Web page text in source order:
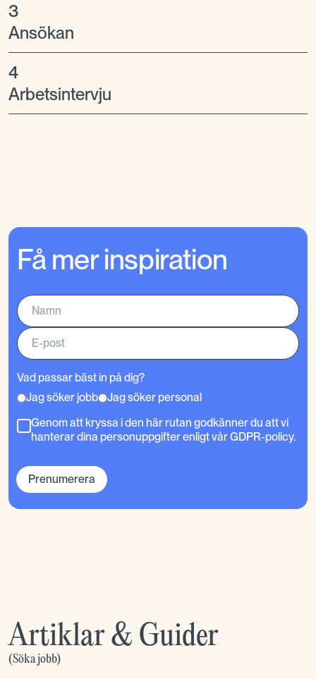
3
Ansökan
4
Arbetsintervju
Få mer inspiration
Vad passar bäst in på dig?
Jag söker jobb
Jag söker personal
Genom att kryssa i den här rutan godkänner du att vi
hanterar dina personuppgifter enligt vår GDPR-policy.
Prenumerera
Artiklar & Guider
(Söka jobb)